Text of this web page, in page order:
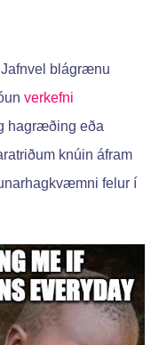
blágrænu
verkefni
hagræðing eða
knúin áfram
felur í